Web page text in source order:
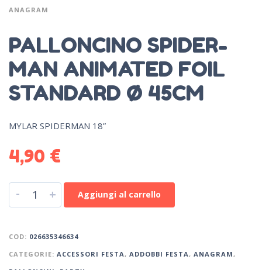
ANAGRAM
PALLONCINO SPIDER-
MAN ANIMATED FOIL
STANDARD Ø 45CM
MYLAR SPIDERMAN 18”
4,90 €
- + Aggiungi al carrello
COD: 026635346634
CATEGORIE: ACCESSORI FESTA, ADDOBBI FESTA, ANAGRAM,